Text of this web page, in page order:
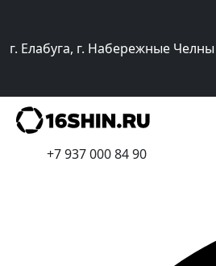
г. Елабуга, г. Набережные Челны
+7 937 000 84 90